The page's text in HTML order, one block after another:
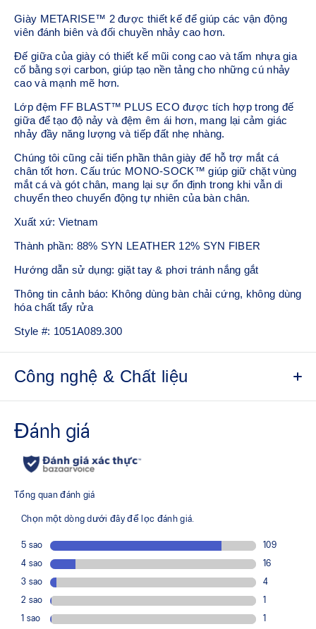
Giày METARISE™ 2 được thiết kế để giúp các vận động
viên đánh biên và đối chuyền nhảy cao hơn.
Đế giữa của giày có thiết kế mũi cong cao và tấm nhựa gia
cố bằng sợi carbon, giúp tạo nền tảng cho những cú nhảy
cao và mạnh mẽ hơn.
Lớp đệm FF BLAST™ PLUS ECO được tích hợp trong đế
giữa để tạo độ nảy và đệm êm ái hơn, mang lại cảm giác
nhảy đầy năng lượng và tiếp đất nhẹ nhàng.
Chúng tôi cũng cải tiến phần thân giày để hỗ trợ mắt cá
chân tốt hơn. Cấu trúc MONO-SOCK™ giúp giữ chặt vùng
mắt cá và gót chân, mang lại sự ổn định trong khi vẫn di
chuyển theo chuyển động tự nhiên của bàn chân.
Xuất xứ: Vietnam
Thành phần: 88% SYN LEATHER 12% SYN FIBER
Hướng dẫn sử dụng: giặt tay & phơi tránh nắng gắt
Thông tin cảnh báo: Không dùng bàn chải cứng, không dùng
hóa chất tẩy rửa
Style #: 1051A089.300
Công nghệ & Chất liệu
Tích hợp vải lưới phản hồi năng lượng với lớp bên trong
giúp giữ chân chắc chắn trong suốt quá trình di chuyển
Hệ thống vừa vặn MONO-SOCK™​
Giúp tạo cảm giác vừa vặn như vớ và ổn định mắt cá chân
trong các động tác nhảy và di chuyển bên
Giúp ổn định phần giữa bàn chân tránh xoay trong khi
chuyển đổi lực ngang thành lực dọc để có một cú nhảy
mạnh mẽ hơn
Bảng nhựa gia cố sợi carbon​
Giúp phân bố áp lực đồng đều hơn để tạo ra lực đẩy thẳng
đứng lớn hơn
Lớp đệm FF BLAST™ PLUS ECO​